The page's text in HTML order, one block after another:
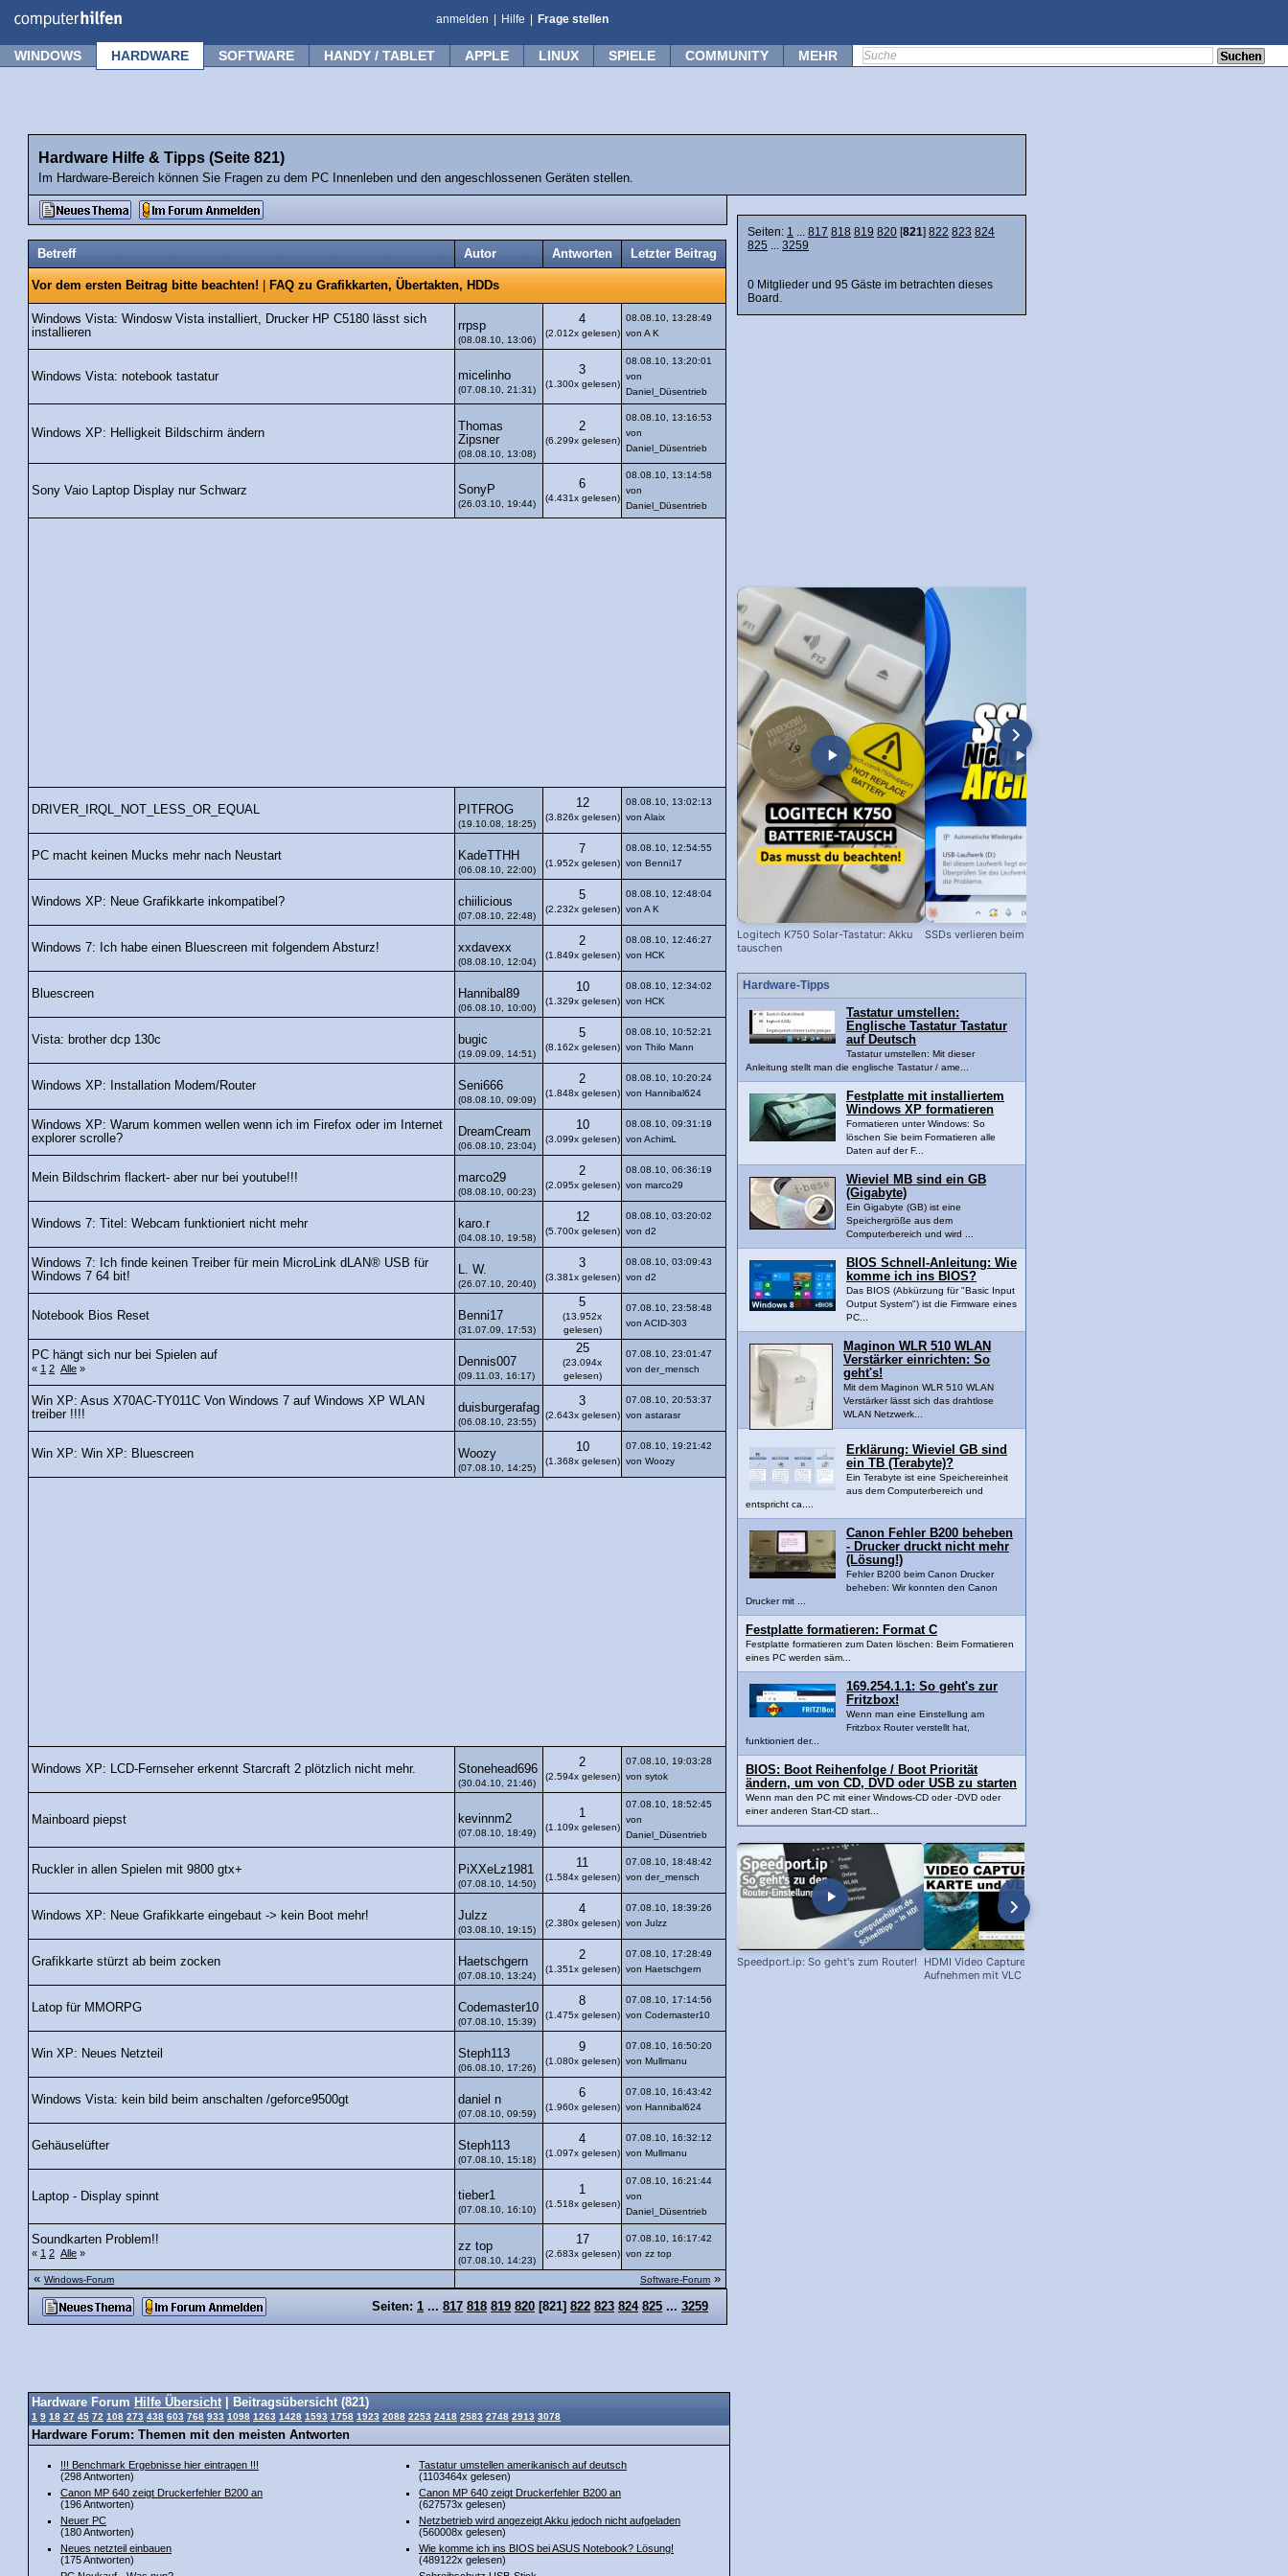
anmelden Hilfe Frage stellen
WINDOWS HARDWARE SOFTWARE HANDY / TABLET APPLE LINUX SPIELE COMMUNITY MEHR
Hardware Hilfe & Tipps (Seite 821)
Im Hardware-Bereich können Sie Fragen zu dem PC Innenleben und den angeschlossenen Geräten stellen.
Betreff Autor Antworten Letzter Beitrag
Vor dem ersten Beitrag bitte beachten! FAQ zu Grafikkarten, Übertakten, HDDs
Windows Vista: Windosw Vista installiert, Drucker HP C5180 lässt sich
installieren
rrpsp
(08.08.10, 13:06)
4
(2.012x gelesen)
08.08.10, 13:28:49
von A K
Windows Vista: notebook tastatur micelinho
(07.08.10, 21:31)
3
(1.300x gelesen)
08.08.10, 13:20:01
von
Daniel_Düsentrieb
Windows XP: Helligkeit Bildschirm ändern
Thomas
Zipsner
(08.08.10, 13:08)
2
(6.299x gelesen)
08.08.10, 13:16:53
von
Daniel_Düsentrieb
Sony Vaio Laptop Display nur Schwarz SonyP
(26.03.10, 19:44)
6
(4.431x gelesen)
08.08.10, 13:14:58
von
Daniel_Düsentrieb
DRIVER_IRQL_NOT_LESS_OR_EQUAL PITFROG
(19.10.08, 18:25)
12
(3.826x gelesen)
08.08.10, 13:02:13
von Alaix
PC macht keinen Mucks mehr nach Neustart KadeTTHH
(06.08.10, 22:00)
7
(1.952x gelesen)
08.08.10, 12:54:55
von Benni17
Windows XP: Neue Grafikkarte inkompatibel? chiilicious
(07.08.10, 22:48)
5
(2.232x gelesen)
08.08.10, 12:48:04
von A K
Windows 7: Ich habe einen Bluescreen mit folgendem Absturz! xxdavexx
(08.08.10, 12:04)
2
(1.849x gelesen)
08.08.10, 12:46:27
von HCK
Bluescreen Hannibal89
(06.08.10, 10:00)
10
(1.329x gelesen)
08.08.10, 12:34:02
von HCK
Vista: brother dcp 130c bugic
(19.09.09, 14:51)
5
(8.162x gelesen)
08.08.10, 10:52:21
von Thilo Mann
Windows XP: Installation Modem/Router Seni666
(08.08.10, 09:09)
2
(1.848x gelesen)
08.08.10, 10:20:24
von Hannibal624
Windows XP: Warum kommen wellen wenn ich im Firefox oder im Internet
explorer scrolle?
DreamCream
(06.08.10, 23:04)
10
(3.099x gelesen)
08.08.10, 09:31:19
von AchimL
Mein Bildschrim flackert- aber nur bei youtube!!! marco29
(08.08.10, 00:23)
2
(2.095x gelesen)
08.08.10, 06:36:19
von marco29
Windows 7: Titel: Webcam funktioniert nicht mehr karo.r
(04.08.10, 19:58)
12
(5.700x gelesen)
08.08.10, 03:20:02
von d2
Windows 7: Ich finde keinen Treiber für mein MicroLink dLAN® USB für
Windows 7 64 bit!
L. W.
(26.07.10, 20:40)
3
(3.381x gelesen)
08.08.10, 03:09:43
von d2
Notebook Bios Reset Benni17
(31.07.09, 17:53)
5
(13.952x
gelesen)
07.08.10, 23:58:48
von ACID-303
PC hängt sich nur bei Spielen auf
« 1 2 Alle »
Dennis007
(09.11.03, 16:17)
25
(23.094x
gelesen)
07.08.10, 23:01:47
von der_mensch
Win XP: Asus X70AC-TY011C Von Windows 7 auf Windows XP WLAN
treiber !!!!
duisburgerafag
(06.08.10, 23:55)
3
(2.643x gelesen)
07.08.10, 20:53:37
von astarasr
Win XP: Win XP: Bluescreen Woozy
(07.08.10, 14:25)
10
(1.368x gelesen)
07.08.10, 19:21:42
von Woozy
Windows XP: LCD-Fernseher erkennt Starcraft 2 plötzlich nicht mehr. Stonehead696
(30.04.10, 21:46)
2
(2.594x gelesen)
07.08.10, 19:03:28
von sytok
Mainboard piepst kevinnm2
(07.08.10, 18:49)
1
(1.109x gelesen)
07.08.10, 18:52:45
von
Daniel_Düsentrieb
Ruckler in allen Spielen mit 9800 gtx+ PiXXeLz1981
(07.08.10, 14:50)
11
(1.584x gelesen)
07.08.10, 18:48:42
von der_mensch
Windows XP: Neue Grafikkarte eingebaut -> kein Boot mehr! Julzz
(03.08.10, 19:15)
4
(2.380x gelesen)
07.08.10, 18:39:26
von Julzz
Grafikkarte stürzt ab beim zocken Haetschgern
(07.08.10, 13:24)
2
(1.351x gelesen)
07.08.10, 17:28:49
von Haetschgern
Latop für MMORPG Codemaster10
(07.08.10, 15:39)
8
(1.475x gelesen)
07.08.10, 17:14:56
von Codemaster10
Win XP: Neues Netzteil Steph113
(06.08.10, 17:26)
9
(1.080x gelesen)
07.08.10, 16:50:20
von Mullmanu
Windows Vista: kein bild beim anschalten /geforce9500gt daniel n
(07.08.10, 09:59)
6
(1.960x gelesen)
07.08.10, 16:43:42
von Hannibal624
Gehäuselüfter Steph113
(07.08.10, 15:18)
4
(1.097x gelesen)
07.08.10, 16:32:12
von Mullmanu
Laptop - Display spinnt tieber1
(07.08.10, 16:10)
1
(1.518x gelesen)
07.08.10, 16:21:44
von
Daniel_Düsentrieb
Soundkarten Problem!!
« 1 2 Alle »
zz top
(07.08.10, 14:23)
17
(2.683x gelesen)
07.08.10, 16:17:42
von zz top
«Windows-Forum Software-Forum»
Seiten: 1 ... 817 818 819 820 [821] 822 823 824
825 ... 3259
0 Mitglieder und 95 Gäste im betrachten dieses
Board.
Logitech K750 Solar-Tastatur: Akku
tauschen
SSDs verlieren beim Lagern Daten!
Hardware-Tipps
Tastatur umstellen:
Englische Tastatur Tastatur
auf Deutsch
Tastatur umstellen: Mit dieser
Anleitung stellt man die englische Tastatur / ame...
Festplatte mit installiertem
Windows XP formatieren
Formatieren unter Windows: So
löschen Sie beim Formatieren alle
Daten auf der F...
Wieviel MB sind ein GB
(Gigabyte)
Ein Gigabyte (GB) ist eine
Speichergröße aus dem
Computerbereich und wird ...
BIOS Schnell-Anleitung: Wie
komme ich ins BIOS?
Das BIOS (Abkürzung für "Basic Input
Output System") ist die Firmware eines
PC...
Maginon WLR 510 WLAN
Verstärker einrichten: So
geht's!
Mit dem Maginon WLR 510 WLAN
Verstärker lässt sich das drahtlose
WLAN Netzwerk...
Erklärung: Wieviel GB sind
ein TB (Terabyte)?
Ein Terabyte ist eine Speichereinheit
aus dem Computerbereich und
entspricht ca....
Canon Fehler B200 beheben
- Drucker druckt nicht mehr
(Lösung!)
Fehler B200 beim Canon Drucker
beheben: Wir konnten den Canon
Drucker mit ...
Festplatte formatieren: Format C
Festplatte formatieren zum Daten löschen: Beim Formatieren
eines PC werden säm...
169.254.1.1: So geht's zur
Fritzbox!
Wenn man eine Einstellung am
Fritzbox Router verstellt hat,
funktioniert der...
BIOS: Boot Reihenfolge / Boot Priorität
ändern, um von CD, DVD oder USB zu starten
Wenn man den PC mit einer Windows-CD oder -DVD oder
einer anderen Start-CD start...
Speedport.ip: So geht's zum Router!
HDMI Video Capture Karte:
Aufnehmen mit VLC Player!
Seiten: 1 ... 817 818 819 820 [821] 822 823 824 825 ... 3259
Hardware Forum Hilfe Übersicht | Beitragsübersicht (821)
1 9 18 27 45 72 108 273 438 603 768 933 1098 1263 1428 1593 1758 1923 2088 2253 2418 2583 2748 2913 3078
Hardware Forum: Themen mit den meisten Antworten
!!! Benchmark Ergebnisse hier eintragen !!!
(298 Antworten)
Canon MP 640 zeigt Druckerfehler B200 an
(196 Antworten)
Neuer PC
(180 Antworten)
Neues netzteil einbauen
(175 Antworten)
Tastatur umstellen amerikanisch auf deutsch
(1103464x gelesen)
Canon MP 640 zeigt Druckerfehler B200 an
(627573x gelesen)
Netzbetrieb wird angezeigt Akku jedoch nicht aufgeladen
(560008x gelesen)
Wie komme ich ins BIOS bei ASUS Notebook? Lösung!
(489122x gelesen)